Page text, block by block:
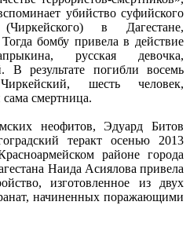
убийство суфийского
в Дагестане,
бомбу привела в действие
русская девочка,
В результате погибли восемь
шесть человек,
смертница.
неофитов, Эдуард Битов
теракт осенью 2013
районе города
Наида Асиялова привела
изготовленное из двух
начиненных поражающими